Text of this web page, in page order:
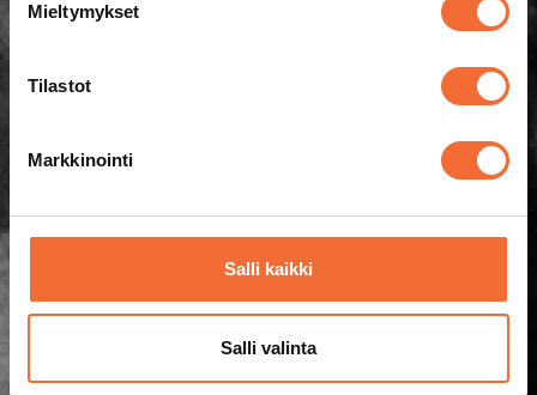
Mieltymykset
Tilastot
Markkinointi
Salli kaikki
Salli valinta